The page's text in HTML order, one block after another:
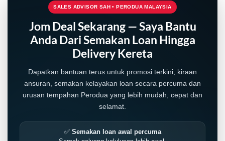
SALES ADVISOR SAH • PERODUA MALAYSIA
Jom Deal Sekarang — Saya Bantu
Anda Dari Semakan Loan Hingga
Delivery Kereta
Dapatkan bantuan terus untuk promosi terkini, kiraan
ansuran, semakan kelayakan loan secara percuma dan
urusan tempahan Perodua yang lebih mudah, cepat dan
selamat.
✅ Semakan loan awal percuma